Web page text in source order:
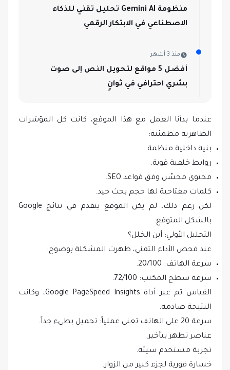
منظومة Gemini AI تحليل تقني للذكاء
الاصطناعي في الابتكار الرقمي
منذ 3 أشهر
أفضل 5 مواقع لتحويل النص إلى صوت
بشري احترافي في ثوانٍ
عندما بدأنا العمل مع هذا الموقع، كانت كل المؤشرات
الظاهرية مطمئنة:
بنية داخلية منظمة.
روابط خلفية قوية.
محتوى محسّن وفق قواعد SEO.
كلمات مفتاحية لها حجم بحث جيد.
لكن رغم ذلك، لم يكن الموقع يتقدم في نتائج Google
بالشكل المتوقع.
التحليل الأولي: أين الخلل؟
عند فحص الأداء التقني، ظهرت المشكلة بوضوح:
سرعة الهاتف: 20/100.
سرعة سطح المكتب: 72/100.
القياس تم عبر أداة Google PageSpeed Insights، وكانت
النتيجة صادمة.
سرعة 20 على الهاتف تعني عملياً: تحميل بطيء جداً.
عناصر تظهر بتأخير.
تجربة مستخدم سيئة.
خسارة فورية لجزء كبير من الزوار.